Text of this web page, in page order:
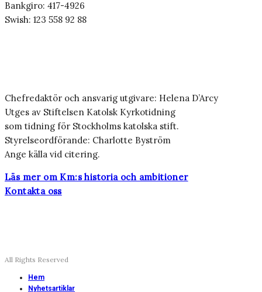
Bankgiro: 417-4926
Swish: 123 558 92 88
Chefredaktör och ansvarig utgivare: Helena D’Arcy
Utges av Stiftelsen Katolsk Kyrkotidning
som tidning för Stockholms katolska stift.
Styrelseordförande: Charlotte Byström
Ange källa vid citering.
Läs mer om Km:s historia och ambitioner
Kontakta oss
All Rights Reserved
Hem
Nyhetsartiklar